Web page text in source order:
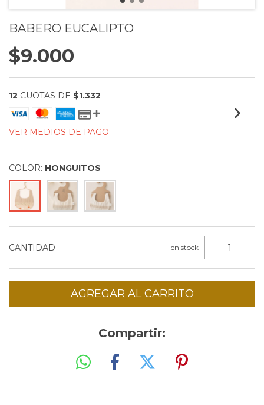
BABERO EUCALIPTO
$9.000
12 CUOTAS DE $1.332
VER MEDIOS DE PAGO
COLOR: HONGUITOS
CANTIDAD en stock
Compartir: